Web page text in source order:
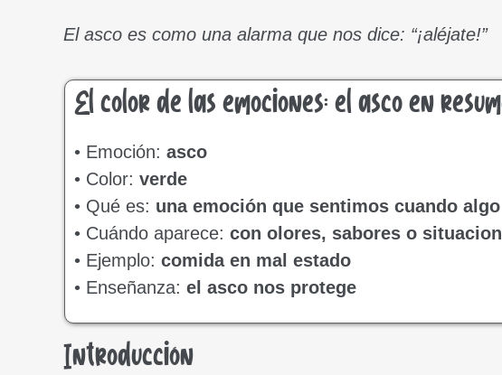
El asco es como una alarma que nos dice: “¡aléjate!”
El color de las emociones: el asco en
• Emoción: asco
• Color: verde
• Qué es: una emoción que sentimos cuando
• Cuándo aparece: con olores, sabores o
• Ejemplo: comida en mal estado
• Enseñanza: el asco nos protege
Introducción